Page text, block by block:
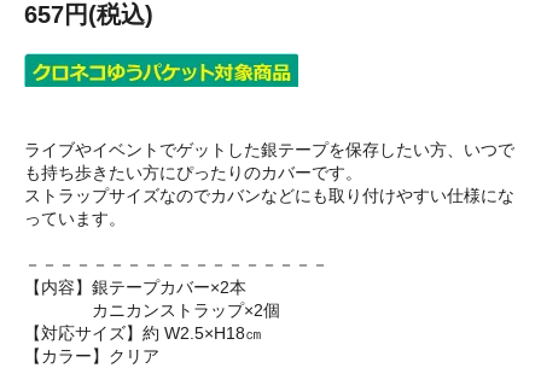
657円(税込)
ライブやイベントでゲットした銀テープを保存したい方、いつで
も持ち歩きたい方にぴったりのカバーです。
ストラップサイズなのでカバンなどにも取り付けやすい仕様にな
っています。
－－－－－－－－－－－－－－－－－－
【内容】銀テープカバー×2本
カニカンストラップ×2個
【対応サイズ】約 W2.5×H18㎝
【カラー】クリア